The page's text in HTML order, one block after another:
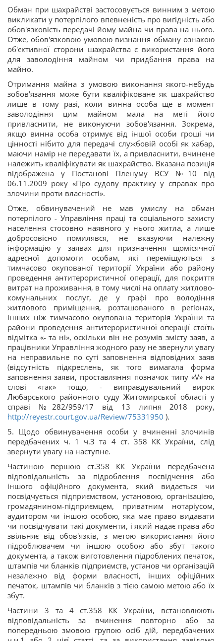
Обман при шахрайстві застосовується винним з метою
викликати у потерпілого впевненість про вигідність або
обов'язковість передачі йому майна чи права на нього.
Отже, обов'язковою умовою визнання обману ознакою
об'єктивної сторони шахрайства є використання його
для заволодіння майном чи придбання права на
майно.
Отримання майна з умовою виконання якого-небудь
зобов'язання може бути кваліфіковане як шахрайство
лише в тому разі, коли винна особа ще в момент
заволодіння цим майном мала на меті його
привласнити, не виконуючи зобов'язання. Зокрема,
якщо винна особа отримує від іншої особи гроші чи
цінності нібито для передачі службовій особі як хабар,
маючи намір не передавати їх, а привласнити, вчинене
належить кваліфікувати як шахрайство. Вказана позиція
відображена у Постанові Пленуму ВСУ №10 від
06.11.2009 року «Про судову практику у справах про
злочини проти власності».
Отже, обвинувачений не мав умислу на обман
потерпілого - Управління праці та соціального захисту
населення стосовно наявного у нього житла, а лише
добросовісно помилявся, не вказуючи належну
інформацію у заявах для призначення щомісячної
адресної допомоги особам, які переміщуються з
тимчасово окупованої території України або району
проведення антитерористичної операції, для покриття
витрат на проживання, в тому числі на оплату житлово-
комунальних послуг, де у графі про володіння
житлового приміщення, розташованого в регіонах,
інших ніж тимчасово окупована територія України та
райони проведення антитерористичної операції стоїть
відмітка «- та ні», оскільки він не розумів змісту заяв, а
працівники Управління жодного разу не звернули увагу
на неправильне по суті заповнення відповідних заяв
(відсутність підкреслень, як того вимагала форма
заповнення заяви, проставляння позначок типу «V» на
слові «так» тощо, - виправдувальний вирок
Любарського районного суду Житомирської області у
справі №282/959/17 від 13 липня 2018 року,
http://reyestr.court.gov.ua/Review/75331950 ).
5. Щодо обвинувачення особи у вчиненні злочинів
передбачених ч. 1 ч.3 та 4 ст. 358 КК України, слід
звернути увагу на наступне.
Частиною першою ст.358 КК України передбачена
відповідальність за підроблення посвідчення або
іншого офіційного документа, який видається чи
посвідчується підприємством, установою, організацією,
громадянином-підприємцем, приватним нотаріусом,
аудитором чи іншою особою, яка має право видавати
чи посвідчувати такі документи, і який надає права або
звільняє від обов'язків, з метою використання його
підроблювачем чи іншою особою або збут такого
документа, а також виготовлення підроблених печаток,
штампів чи бланків підприємств, установ чи організацій
незалежно від форми власності, інших офіційних
печаток, штампів чи бланків з тією самою метою або їх
збут.
Частини 3 та 4 ст.358 КК України, встановлюють
відповідальність за вчинення повторно або за
попередньою змовою групою осіб дій, передбачених